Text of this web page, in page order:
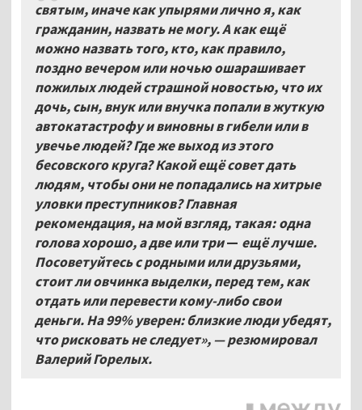
святым, иначе как упырями лично я, как
гражданин, назвать не могу. А как ещё
можно назвать того, кто, как правило,
поздно вечером или ночью ошарашивает
пожилых людей страшной новостью, что их
дочь, сын, внук или внучка попали в жуткую
автокатастрофу и виновны в гибели или в
увечье людей? Где же выход из этого
бесовского круга? Какой ещё совет дать
людям, чтобы они не попадались на хитрые
уловки преступников? Главная
рекомендация, на мой взгляд, такая: одна
голова хорошо, а две или три— ещё лучше.
Посоветуйтесь с родными или друзьями,
стоит ли овчинка выделки, перед тем, как
отдать или перевести кому-либо свои
деньги. На 99% уверен: близкие люди убедят,
что рисковать не следует», — резюмировал
Валерий Горелых.